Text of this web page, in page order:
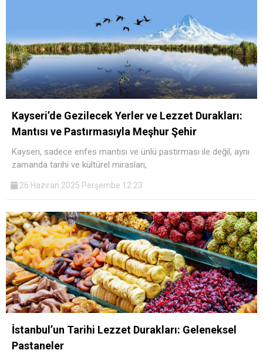
Kayseri’de Gezilecek Yerler ve Lezzet Durakları:
Mantısı ve Pastırmasıyla Meşhur Şehir
Kayseri, sadece enfes mantısı ve ünlü pastırması ile değil, aynı
zamanda tarihi ve kültürel mirasları,
26 Haziran 2025 Perşembe 12:23
İstanbul’un Tarihi Lezzet Durakları: Geleneksel
Pastaneler